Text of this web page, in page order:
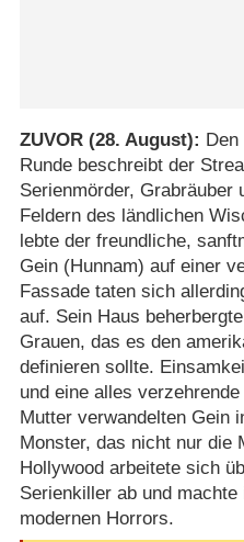
ZUVOR (28. August): Den
Runde beschreibt der
Serienmörder, Grabräuber
Feldern des ländlichen
lebte der freundliche,
Gein (Hunnam) auf einer
Fassade taten sich
auf. Sein Haus
Grauen, das es den
definieren sollte.
und eine alles
Mutter verwandelten Gein
Monster, das nicht nur die
Hollywood arbeitete sich
Serienkiller ab und
modernen Horrors.